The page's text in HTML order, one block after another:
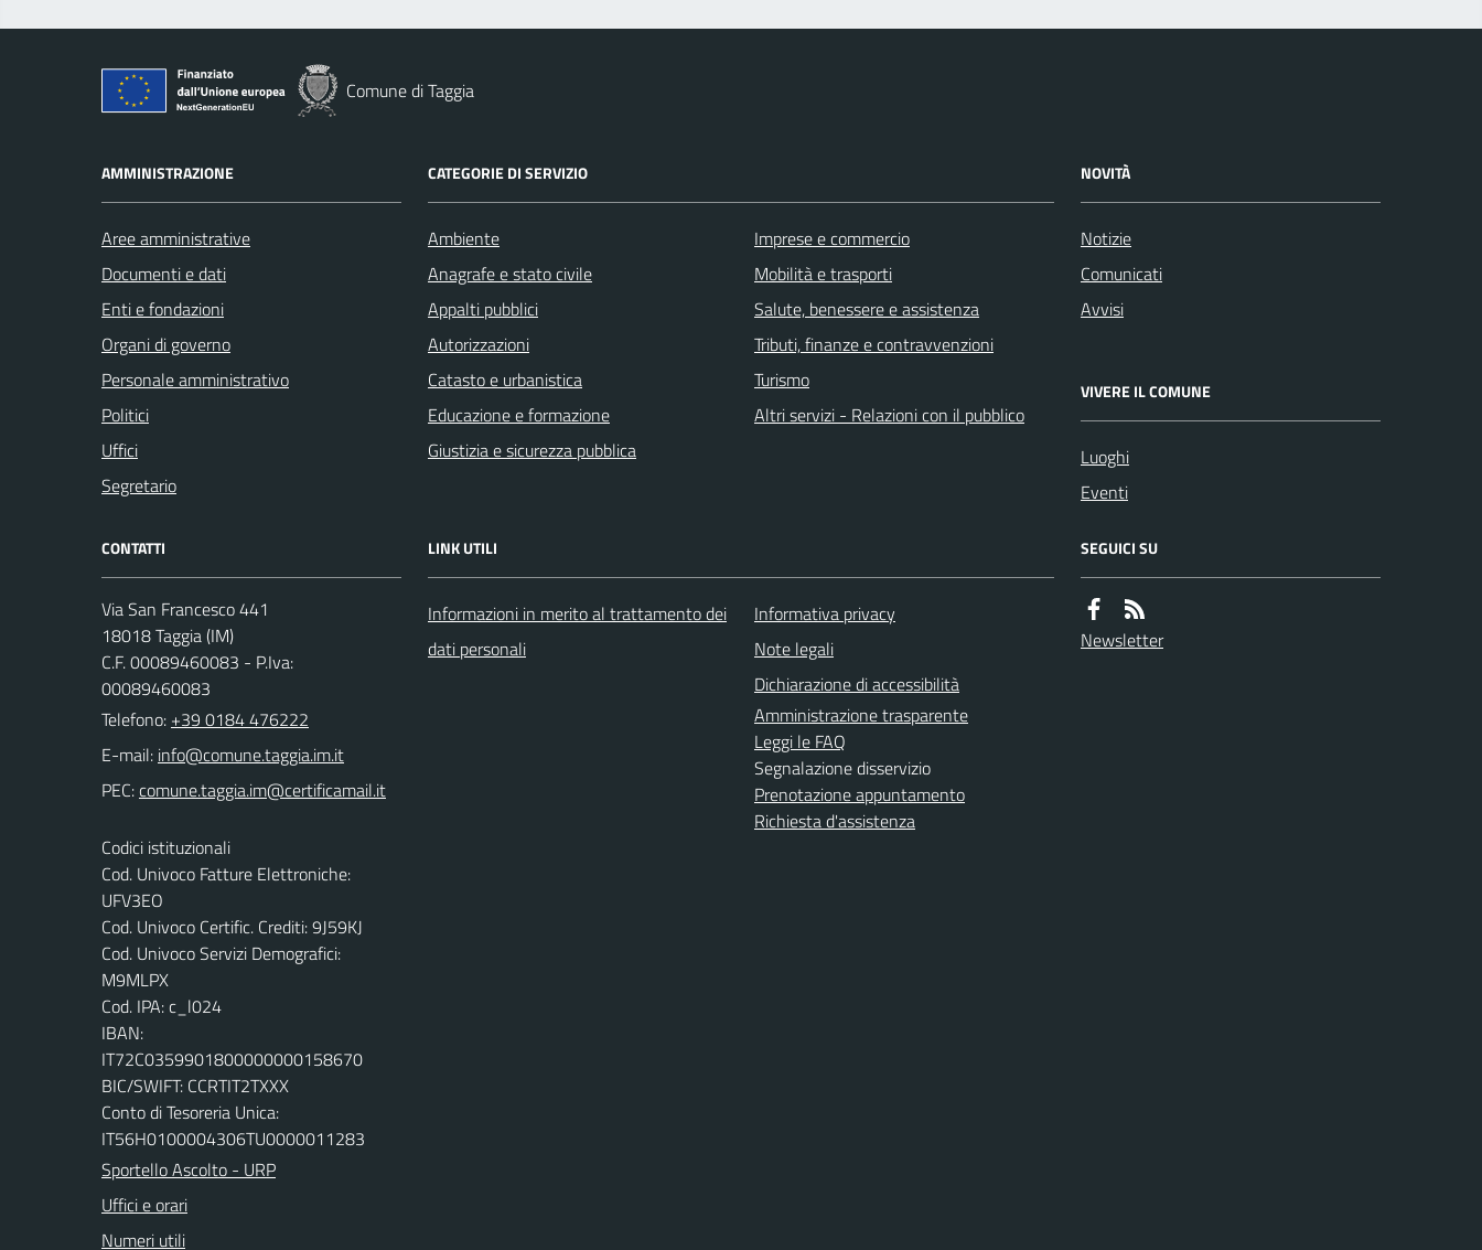
Comune di Taggia
AMMINISTRAZIONE
Aree amministrative
Documenti e dati
Enti e fondazioni
Organi di governo
Personale amministrativo
Politici
Uffici
Segretario
CATEGORIE DI SERVIZIO
Ambiente
Anagrafe e stato civile
Appalti pubblici
Autorizzazioni
Catasto e urbanistica
Educazione e formazione
Giustizia e sicurezza pubblica
Imprese e commercio
Mobilità e trasporti
Salute, benessere e assistenza
Tributi, finanze e contravvenzioni
Turismo
Altri servizi - Relazioni con il pubblico
NOVITÀ
Notizie
Comunicati
Avvisi
VIVERE IL COMUNE
Luoghi
Eventi
CONTATTI
Via San Francesco 441
18018 Taggia (IM)
C.F. 00089460083 - P.Iva:
00089460083
Telefono: +39 0184 476222
E-mail:
PEC:
Codici istituzionali
Cod. Univoco Fatture Elettroniche:
UFV3EO
Cod. Univoco Certific. Crediti: 9J59KJ
Cod. Univoco Servizi Demografici:
M9MLPX
Cod. IPA: c_l024
IBAN:
IT72C0359901800000000158670
BIC/SWIFT: CCRTIT2TXXX
Conto di Tesoreria Unica:
IT56H0100004306TU0000011283
Sportello Ascolto - URP
Uffici e orari
Numeri utili
LINK UTILI
Informazioni in merito al trattamento dei
dati personali
Informativa privacy
Note legali
Dichiarazione di accessibilità
Amministrazione trasparente
Leggi le FAQ
Segnalazione disservizio
Prenotazione appuntamento
Richiesta d'assistenza
SEGUICI SU
Newsletter